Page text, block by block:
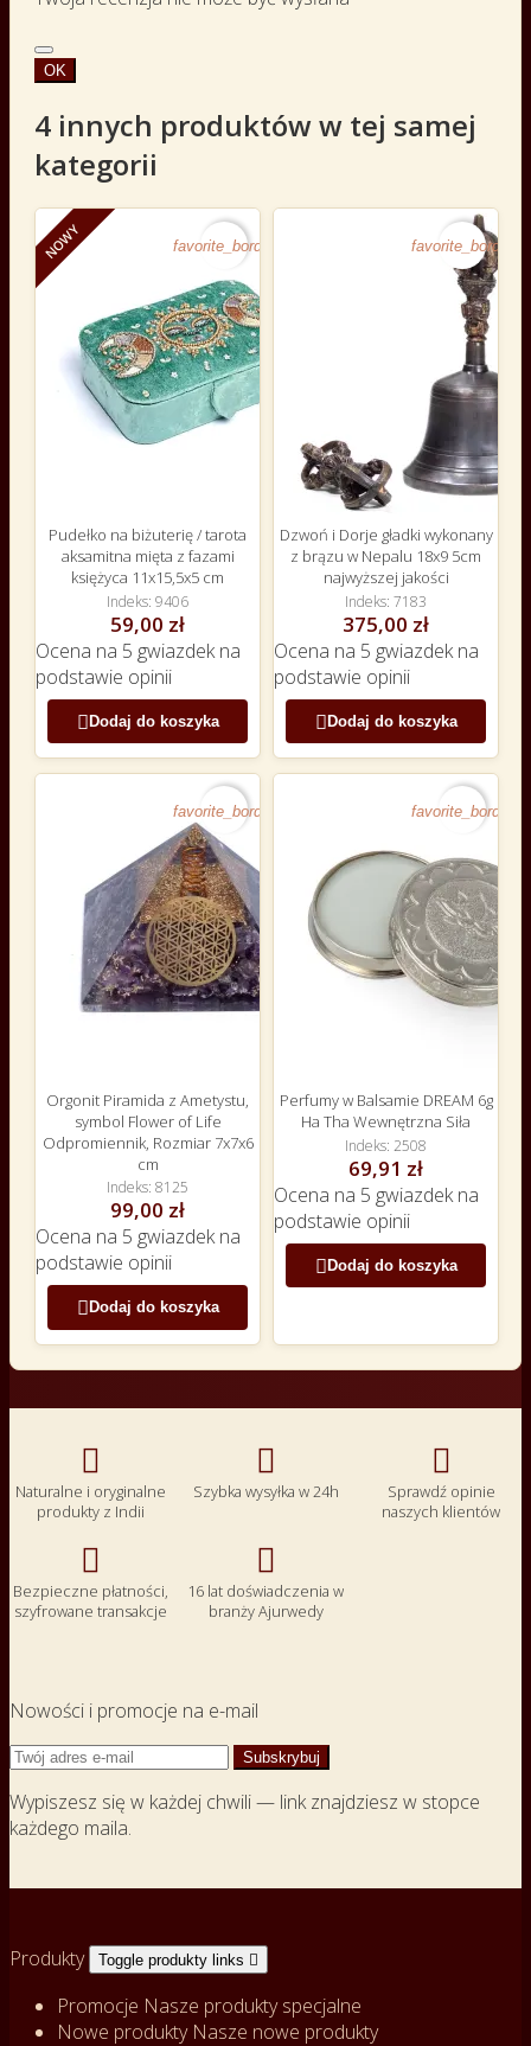
OK
4 innych produktów w tej samej
kategorii
NOWY favorite_border
Pudełko na biżuterię / tarota
aksamitna mięta z fazami
księżyca 11x15,5x5 cm
Indeks 9406
59,00 zł
Ocena na 5 gwiazdek na
podstawie opinii
 Dodaj do koszyka
favorite_border
Dzwoń i Dorje gładki wykonany
z brązu w Nepalu 18x9 5cm
najwyższej jakości
Indeks 7183
375,00 zł
Ocena na 5 gwiazdek na
podstawie opinii
 Dodaj do koszyka
favorite_border
Orgonit Piramida z Ametystu,
symbol Flower of Life
Odpromiennik, Rozmiar 7x7x6
cm
Indeks 8125
99,00 zł
Ocena na 5 gwiazdek na
podstawie opinii
 Dodaj do koszyka
favorite_border
Perfumy w Balsamie DREAM 6g
Ha Tha Wewnętrzna Siła
Indeks 2508
69,91 zł
Ocena na 5 gwiazdek na
podstawie opinii
 Dodaj do koszyka

Naturalne i oryginalne
produkty z Indii

Szybka wysyłka w 24h

Sprawdź opinie
naszych klientów

Bezpieczne płatności,
szyfrowane transakcje

16 lat doświadczenia w
branży Ajurwedy
Nowości i promocje na e-mail
Wypiszesz się w każdej chwili — link znajdziesz w stopce
każdego maila.
Produkty Toggle produkty links 
Promocje Nasze produkty specjalne
Nowe produkty Nasze nowe produkty